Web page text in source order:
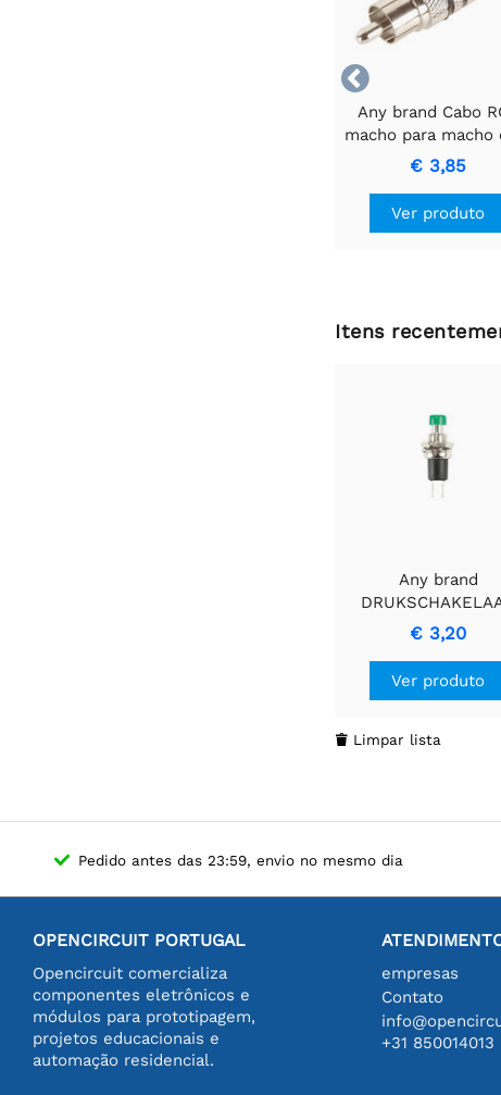

Any brand Cabo
macho para macho
anel preto para
transferência de
de alta qualidade.
€ 3,85
Ver produto
Itens
Any brand
OFF-(ON) GROEN,
Interruptor de
Pressão
€ 3,20
Ver produto
 Limpar lista
Pedido antes das 23:59, envio no mesmo dia
OPENCIRCUIT PORTUGAL
Opencircuit comercializa
componentes eletrônicos e
módulos para prototipagem,
projetos educacionais e
automação residencial.
empresas
Contato
+31 850014013